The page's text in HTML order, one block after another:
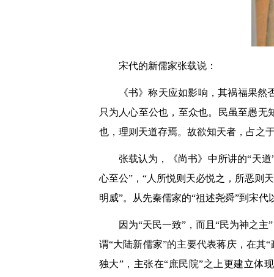
宋代的新儒家张载说：
《书》称天应如影响，其祸福果
只为人心至公也，至众也。民虽至愚
也，理则天道存焉。故欲知天者，占之
张载认为，《尚书》中所讲的“天
心至公”，“人所悦则天必悦之，所恶则
明威”。从先秦儒家的“祖述尧舜”到宋
因为“天民一致”，而且“民为神之
谓“大陆新儒家”的主要代表蒋庆，在其
独大”，主张在“庶民院”之上更建立体